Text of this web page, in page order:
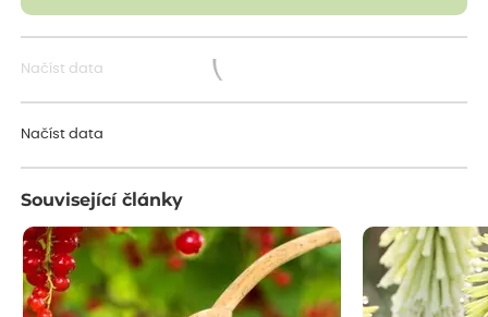
Načíst data
Načíst data
Související články